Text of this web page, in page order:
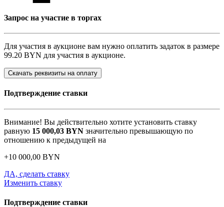
Запрос на участие в торгах
Для участия в аукционе вам нужно оплатить задаток в размере
99.20 BYN для участия в аукционе.
Скачать реквизиты на оплату
Подтверждение ставки
Внимание! Вы действительно хотите установить ставку
равную 15 000,03 BYN значительно превышающую по
отношению к предыдущей на
+10 000,00 BYN
ДА, сделать ставку
Изменить ставку
Подтверждение ставки